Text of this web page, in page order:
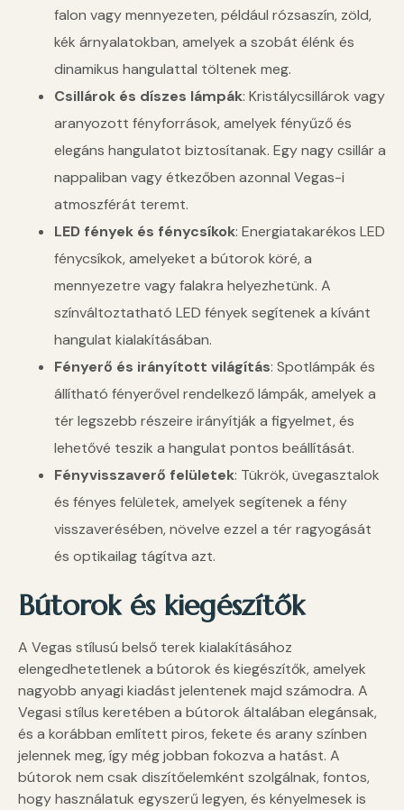
falon vagy mennyezeten, például rózsaszín, zöld,
kék árnyalatokban, amelyek a szobát élénk és
dinamikus hangulattal töltenek meg.
Csillárok és díszes lámpák: Kristálycsillárok vagy
aranyozott fényforrások, amelyek fényűző és
elegáns hangulatot biztosítanak. Egy nagy csillár a
nappaliban vagy étkezőben azonnal Vegas-i
atmoszférát teremt.
LED fények és fénycsíkok: Energiatakarékos LED
fénycsíkok, amelyeket a bútorok köré, a
mennyezetre vagy falakra helyezhetünk. A
színváltoztatható LED fények segítenek a kívánt
hangulat kialakításában.
Fényerő és irányított világítás: Spotlámpák és
állítható fényerővel rendelkező lámpák, amelyek a
tér legszebb részeire irányítják a figyelmet, és
lehetővé teszik a hangulat pontos beállítását.
Fényvisszaverő felületek: Tükrök, üvegasztalok
és fényes felületek, amelyek segítenek a fény
visszaverésében, növelve ezzel a tér ragyogását
és optikailag tágítva azt.
Bútorok és kiegészítők
A Vegas stílusú belső terek kialakításához
elengedhetetlenek a bútorok és kiegészítők, amelyek
nagyobb anyagi kiadást jelentenek majd számodra. A
Vegasi stílus keretében a bútorok általában elegánsak,
és a korábban említett piros, fekete és arany színben
jelennek meg, így még jobban fokozva a hatást. A
bútorok nem csak diszítőelemként szolgálnak, fontos,
hogy használatuk egyszerű legyen, és kényelmesek is